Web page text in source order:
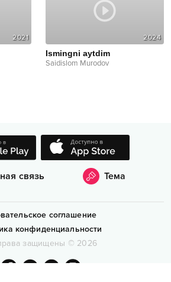
2021 2024
Ismingni aytdim
Saidislom Murodov
связь Тема
соглашение
конфиденциальности
защищены © 2026